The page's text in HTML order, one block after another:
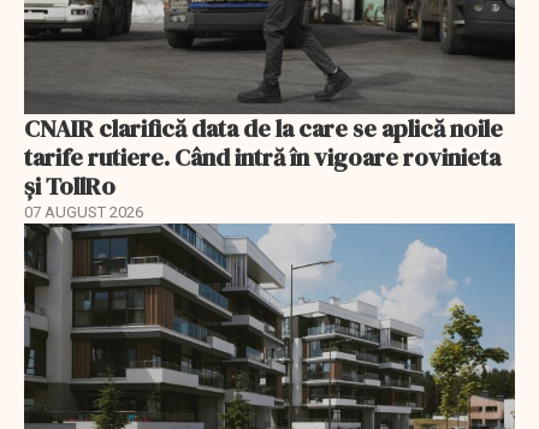
CNAIR clarifică data de la care se aplică noile
tarife rutiere. Când intră în vigoare rovinieta
și TollRo
07 AUGUST 2026